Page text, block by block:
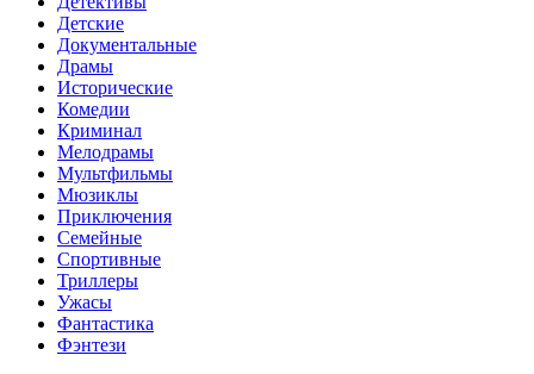
Детские
Документальные
Драмы
Исторические
Комедии
Криминал
Мелодрамы
Мультфильмы
Мюзиклы
Приключения
Семейные
Спортивные
Триллеры
Ужасы
Фантастика
Фэнтези